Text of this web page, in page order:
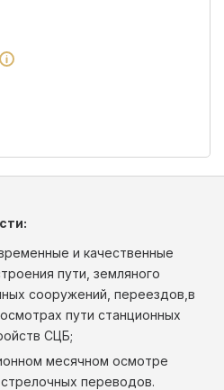
и качественные
пути, земляного
сооружений, переездов,в
пути станционных
СЦБ;
месячном осмотре
переводов.